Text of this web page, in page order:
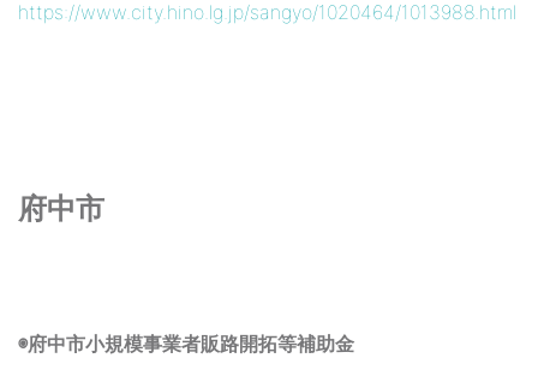
https://www.city.hino.lg.jp/sangyo/1020464/1013988.html
府中市
◉府中市小規模事業者販路開拓等補助金